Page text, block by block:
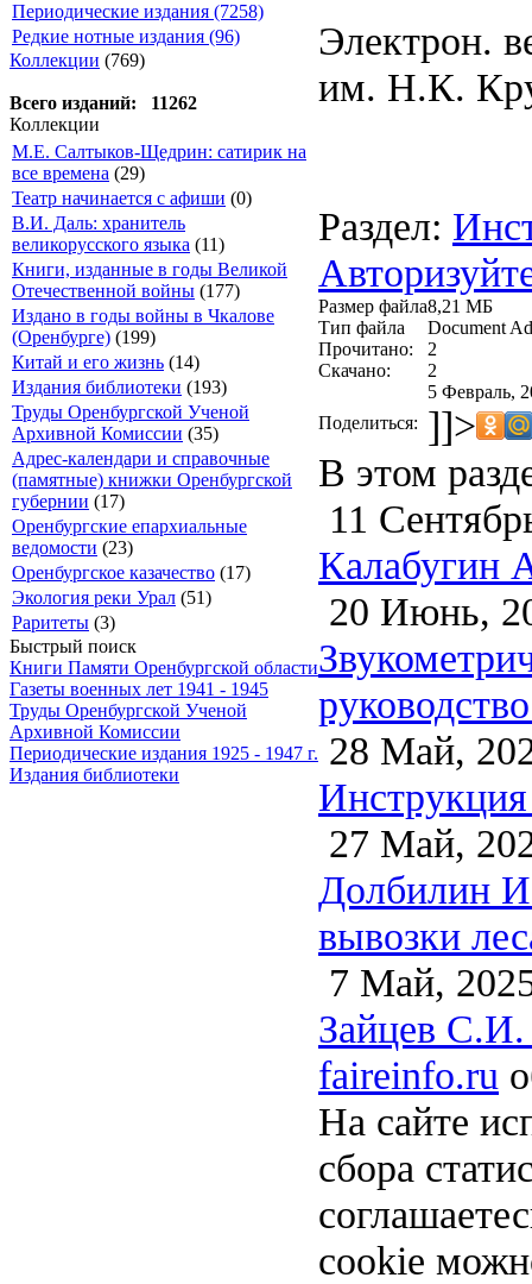
Периодические издания (7258)
Редкие нотные издания (96)
Коллекции (769)
Всего изданий: 11262
Коллекции
М.Е. Салтыков-Щедрин: сатирик на
все времена (29)
Театр начинается с афиши (0)
В.И. Даль: хранитель
великорусского языка (11)
Книги, изданные в годы Великой
Отечественной войны (177)
Издано в годы войны в Чкалове
(Оренбурге) (199)
Китай и его жизнь (14)
Издания библиотеки (193)
Труды Оренбургской Ученой
Архивной Комиссии (35)
Адрес-календари и справочные
(памятные) книжки Оренбургской
губернии (17)
Оренбургские епархиальные
ведомости (23)
Оренбургское казачество (17)
Экология реки Урал (51)
Раритеты (3)
Быстрый поиск
Книги Памяти Оренбургской области
Газеты военных лет 1941 - 1945
Труды Оренбургской Ученой
Архивной Комиссии
Периодические издания 1925 - 1947 г.
Издания библиотеки
Электрон.
им. Н.К.
Раздел:
Размер файла8,21 МБ
Тип файла
Document
Прочитано:
2
Скачано:
2
5 Февраль,
Поделиться: ]]>
В этом
11
Калабугин
20 Июнь,
28 Май,
27 Май,
Долбилин
вывозки
7 Май,
Зайцев С.И.
faireinfo.ru
На сайте
сбора
cookie